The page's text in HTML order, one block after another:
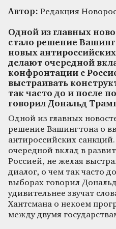
Автор: Редакция
Одной из главных
стало решение
новых
делают очередной
конфронтации с
выстраивать
так часто до и после
говорил Дональд
Одной из главных
решение Вашингтона о
антироссийских
очередной вклад в
Россией, не желая
диалог, о чем так часто
выборах говорил
удивительнее звучат
Хантсмана о некоем
между двумя